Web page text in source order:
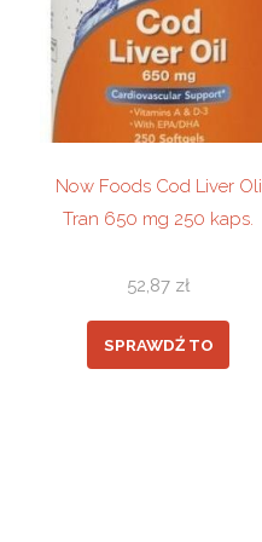
Now Foods Cod Liver Oli
Tran 650 mg 250 kaps.
52,87 zł
SPRAWDŹ TO